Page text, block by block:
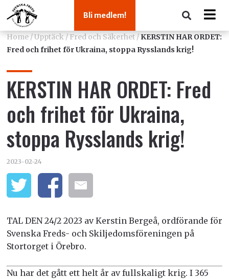
Bli medlem!
Home/Upptäck/Fred och Säkerhet/KERSTIN HAR ORDET:
Fred och frihet för Ukraina, stoppa Rysslands krig!
KERSTIN HAR ORDET: Fred
och frihet för Ukraina,
stoppa Rysslands krig!
2023-02-24
TAL DEN 24/2 2023 av Kerstin Bergeå, ordförande för
Svenska Freds- och Skiljedomsföreningen på
Stortorget i Örebro.
Nu har det gått ett helt år av fullskaligt krig. I 365